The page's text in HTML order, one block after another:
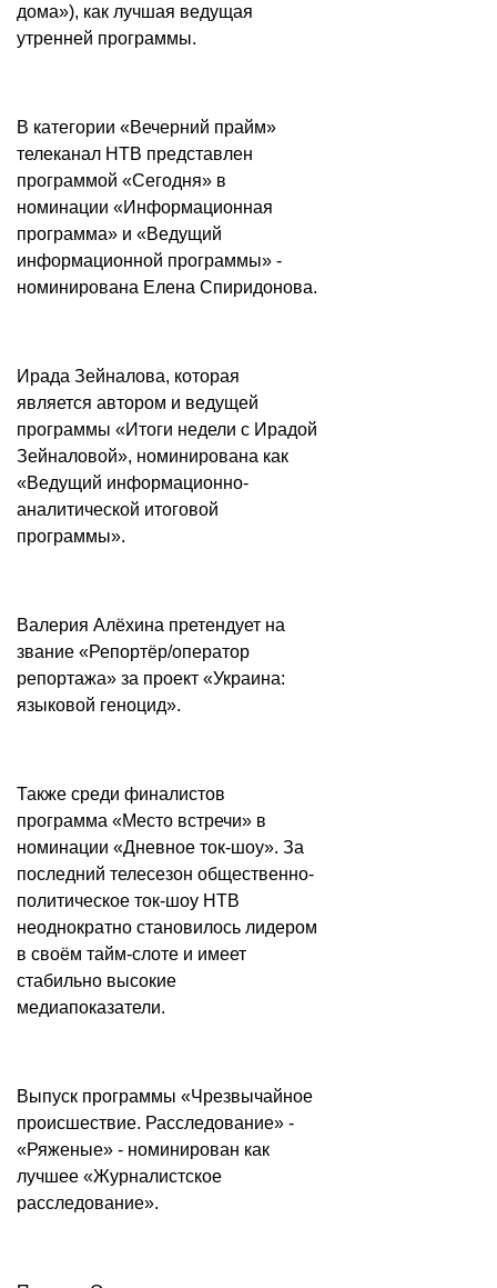
дома»), как лучшая ведущая
утренней программы.
В категории «Вечерний прайм»
телеканал НТВ представлен
программой «Сегодня» в
номинации «Информационная
программа» и «Ведущий
информационной программы» -
номинирована Елена Спиридонова.
Ирада Зейналова, которая
является автором и ведущей
программы «Итоги недели с Ирадой
Зейналовой», номинирована как
«Ведущий информационно-
аналитической итоговой
программы».
Валерия Алёхина претендует на
звание «Репортёр/оператор
репортажа» за проект «Украина:
языковой геноцид».
Также среди финалистов
программа «Место встречи» в
номинации «Дневное ток-шоу». За
последний телесезон общественно-
политическое ток-шоу НТВ
неоднократно становилось лидером
в своём тайм-слоте и имеет
стабильно высокие
медиапоказатели.
Выпуск программы «Чрезвычайное
происшествие. Расследование» -
«Ряженые» - номинирован как
лучшее «Журналистское
расследование».